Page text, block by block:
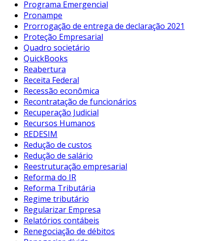
Programa Emergencial
Pronampe
Prorrogação de entrega de declaração 2021
Proteção Empresarial
Quadro societário
QuickBooks
Reabertura
Receita Federal
Recessão econômica
Recontratação de funcionários
Recuperação Judicial
Recursos Humanos
REDESIM
Redução de custos
Redução de salário
Reestruturação empresarial
Reforma do IR
Reforma Tributária
Regime tributário
Regularizar Empresa
Relatórios contábeis
Renegociação de débitos